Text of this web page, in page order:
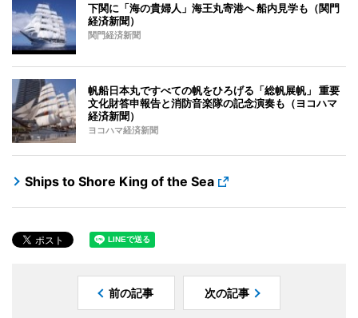
下関に「海の貴婦人」海王丸寄港へ 船内見学も（関門
経済新聞）
関門経済新聞
帆船日本丸ですべての帆をひろげる「総帆展帆」 重要
文化財答申報告と消防音楽隊の記念演奏も（ヨコハマ
経済新聞）
ヨコハマ経済新聞
Ships to Shore King of the Sea
前の記事 次の記事